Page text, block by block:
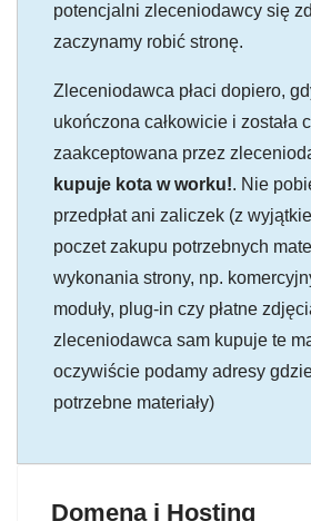
potencjalni zleceniodawcy się
zaczynamy robić stronę.
Zleceniodawca płaci dopiero,
ukończona całkowicie i została
zaakceptowana przez
kupuje kota w worku!. Nie
przedpłat ani zaliczek (z
poczet zakupu potrzebnych
wykonania strony, np.
moduły, plug-in czy płatne
zleceniodawca sam kupuje te
oczywiście podamy adresy
potrzebne materiały)
Domena i Hosting